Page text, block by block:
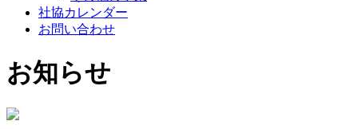
社協カレンダー
お問い合わせ
お知らせ